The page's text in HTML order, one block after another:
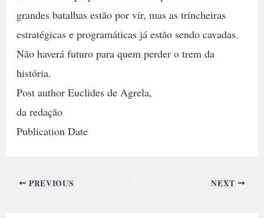
grandes batalhas estão por vir, mas as trincheiras
estratégicas e programáticas já estão sendo cavadas.
Não haverá futuro para quem perder o trem da
história.
Post author Euclides de Agrela,
da redação
Publication Date
PREVIOUS NEXT